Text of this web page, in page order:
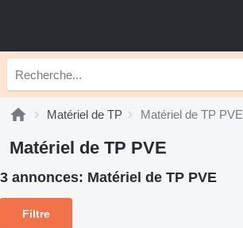
Matériel de TP Matériel de TP PVE
Matériel de TP PVE
3 annonces: Matériel de TP PVE
Filtre